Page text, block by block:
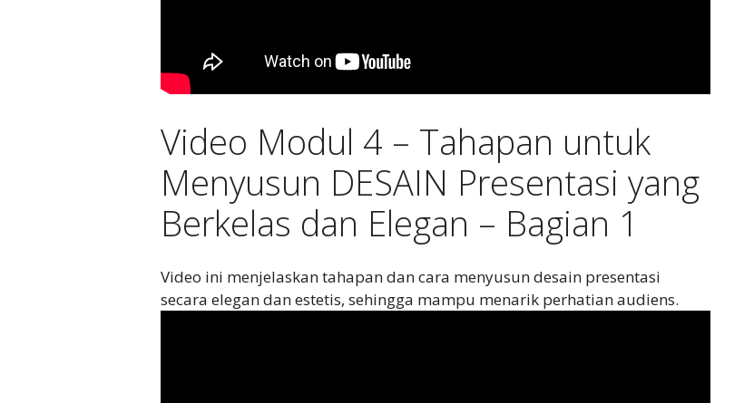
Video Modul 4 – Tahapan untuk
Menyusun DESAIN Presentasi yang
Berkelas dan Elegan – Bagian 1
Video ini menjelaskan tahapan dan cara menyusun desain presentasi
secara elegan dan estetis, sehingga mampu menarik perhatian audiens.